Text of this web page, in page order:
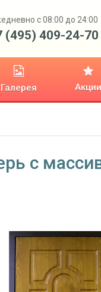
с 08:00 до 24:00
(495) 409-24-70
Галерея Акции
с